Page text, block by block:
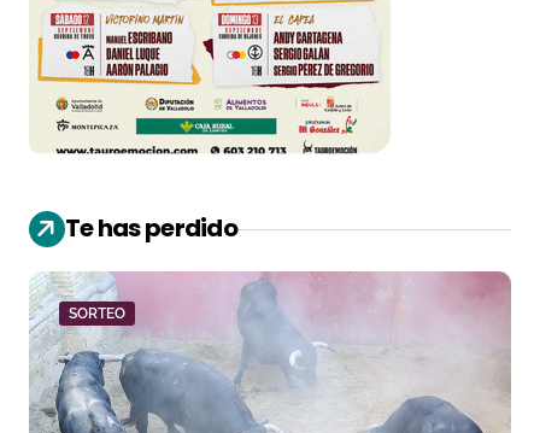
Te has perdido
SORTEO